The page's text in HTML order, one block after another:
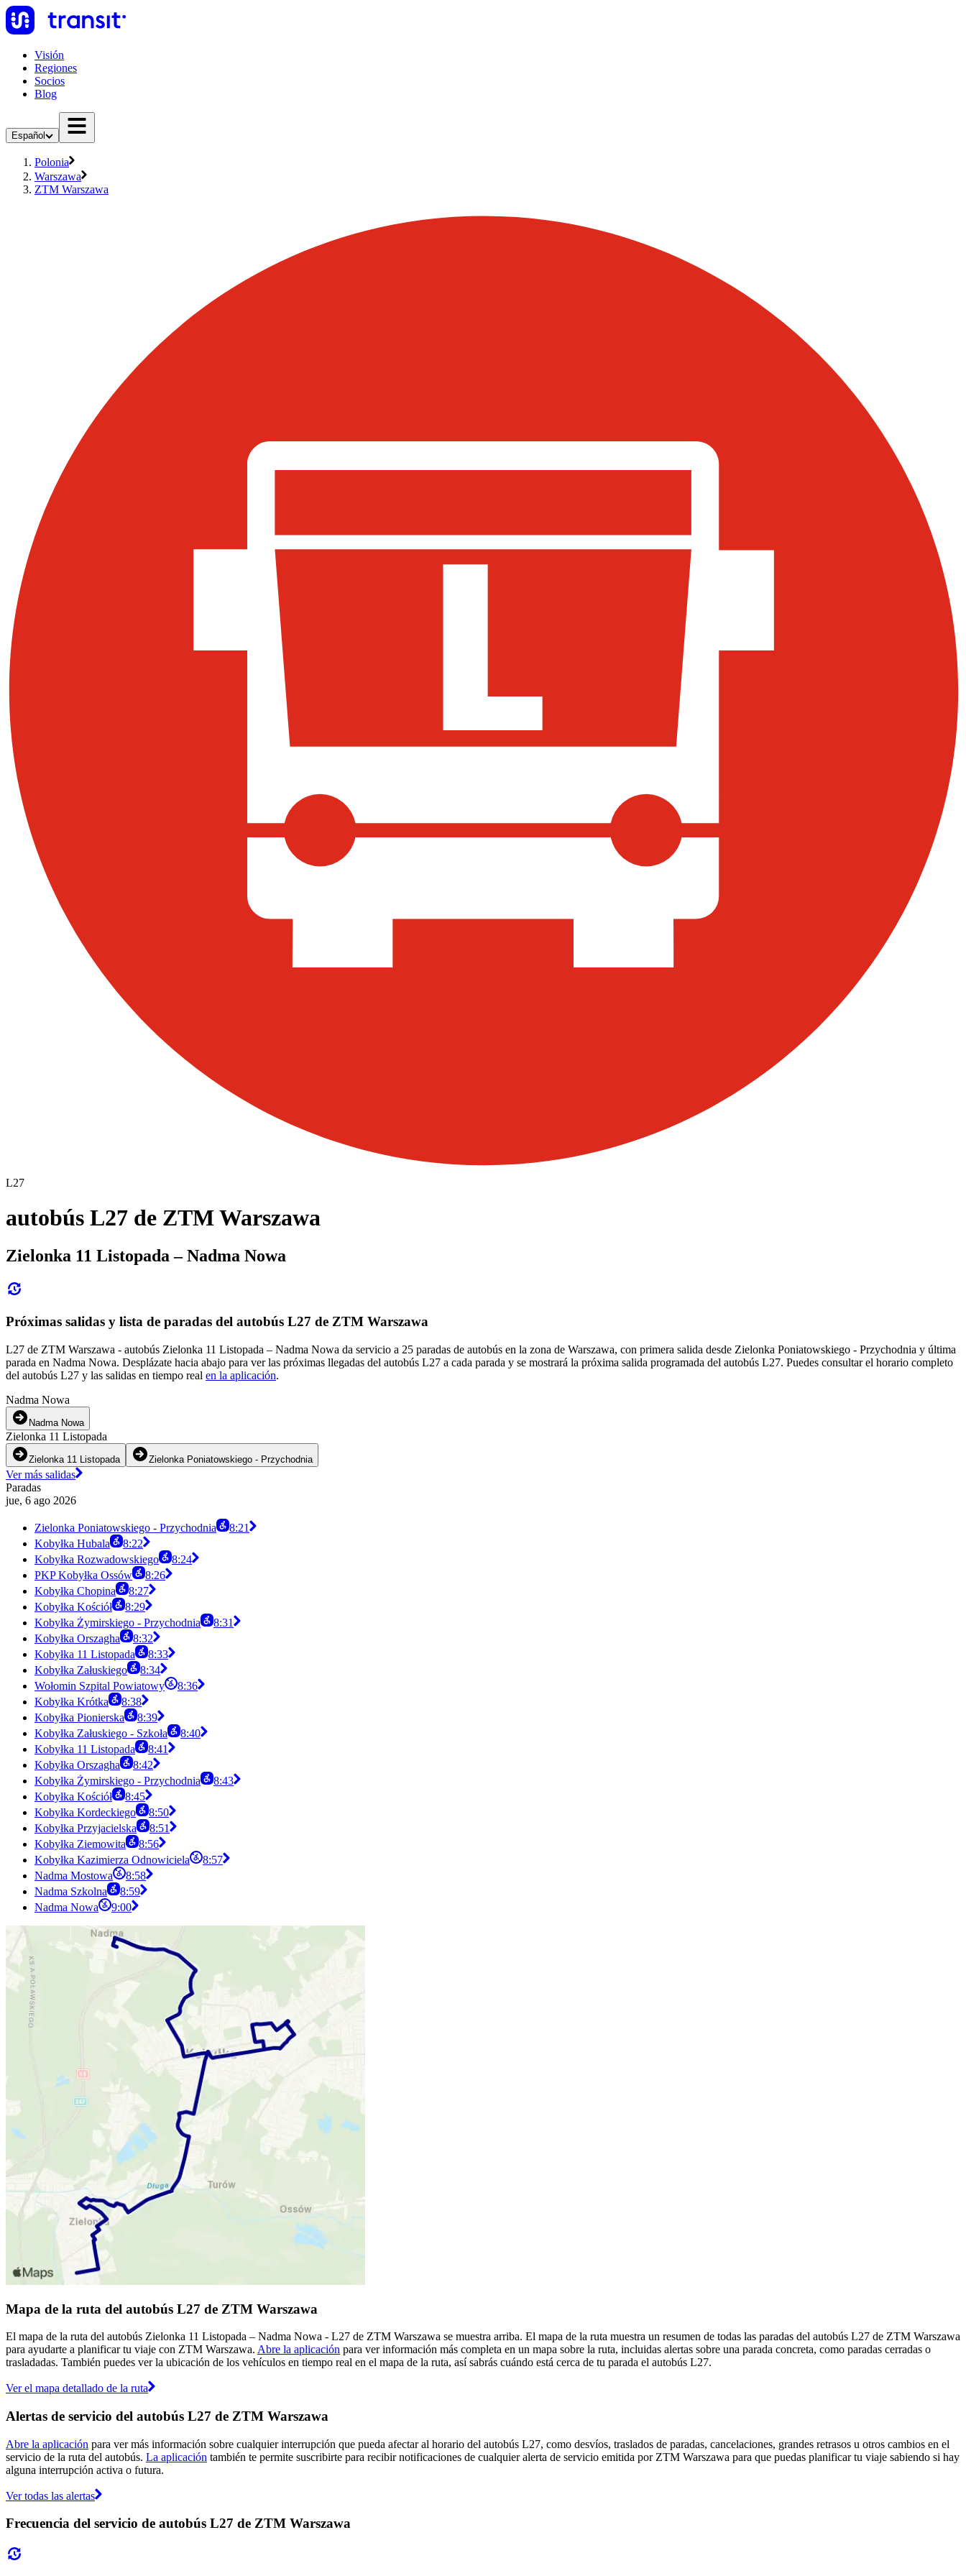
Visión
Regiones
Socios
Blog
Español
Polonia
Warszawa
ZTM Warszawa
L27
autobús L27 de ZTM Warszawa
Zielonka 11 Listopada – Nadma Nowa
Próximas salidas y lista de paradas del autobús L27 de ZTM Warszawa
L27 de ZTM Warszawa - autobús Zielonka 11 Listopada – Nadma Nowa da servicio a 25 paradas de autobús en la zona de Warszawa, con primera salida desde Zielonka Poniatowskiego - Przychodnia y última
parada en Nadma Nowa. Desplázate hacia abajo para ver las próximas llegadas del autobús L27 a cada parada y se mostrará la próxima salida programada del autobús L27. Puedes consultar el horario completo
del autobús L27 y las salidas en tiempo real en la aplicación.
Nadma Nowa
Nadma Nowa
Zielonka 11 Listopada
Zielonka 11 Listopada Zielonka Poniatowskiego - Przychodnia
Ver más salidas
Paradas
jue, 6 ago 2026
Zielonka Poniatowskiego - Przychodnia
8:21
Kobyłka Hubala
8:22
Kobyłka Rozwadowskiego
8:24
PKP Kobyłka Ossów
8:26
Kobyłka Chopina
8:27
Kobyłka Kościół
8:29
Kobyłka Żymirskiego - Przychodnia
8:31
Kobyłka Orszagha
8:32
Kobyłka 11 Listopada
8:33
Kobyłka Załuskiego
8:34
Wołomin Szpital Powiatowy
8:36
Kobyłka Krótka
8:38
Kobyłka Pionierska
8:39
Kobyłka Załuskiego - Szkoła
8:40
Kobyłka 11 Listopada
8:41
Kobyłka Orszagha
8:42
Kobyłka Żymirskiego - Przychodnia
8:43
Kobyłka Kościół
8:45
Kobyłka Kordeckiego
8:50
Kobyłka Przyjacielska
8:51
Kobyłka Ziemowita
8:56
Kobyłka Kazimierza Odnowiciela
8:57
Nadma Mostowa
8:58
Nadma Szkolna
8:59
Nadma Nowa
9:00
Mapa de la ruta del autobús L27 de ZTM Warszawa
El mapa de la ruta del autobús Zielonka 11 Listopada – Nadma Nowa - L27 de ZTM Warszawa se muestra arriba. El mapa de la ruta muestra un resumen de todas las paradas del autobús L27 de ZTM Warszawa
para ayudarte a planificar tu viaje con ZTM Warszawa. Abre la aplicación para ver información más completa en un mapa sobre la ruta, incluidas alertas sobre una parada concreta, como paradas cerradas o
trasladadas. También puedes ver la ubicación de los vehículos en tiempo real en el mapa de la ruta, así sabrás cuándo está cerca de tu parada el autobús L27.
Ver el mapa detallado de la ruta
Alertas de servicio del autobús L27 de ZTM Warszawa
Abre la aplicación para ver más información sobre cualquier interrupción que pueda afectar al horario del autobús L27, como desvíos, traslados de paradas, cancelaciones, grandes retrasos u otros cambios en el
servicio de la ruta del autobús. La aplicación también te permite suscribirte para recibir notificaciones de cualquier alerta de servicio emitida por ZTM Warszawa para que puedas planificar tu viaje sabiendo si hay
alguna interrupción activa o futura.
Ver todas las alertas
Frecuencia del servicio de autobús L27 de ZTM Warszawa